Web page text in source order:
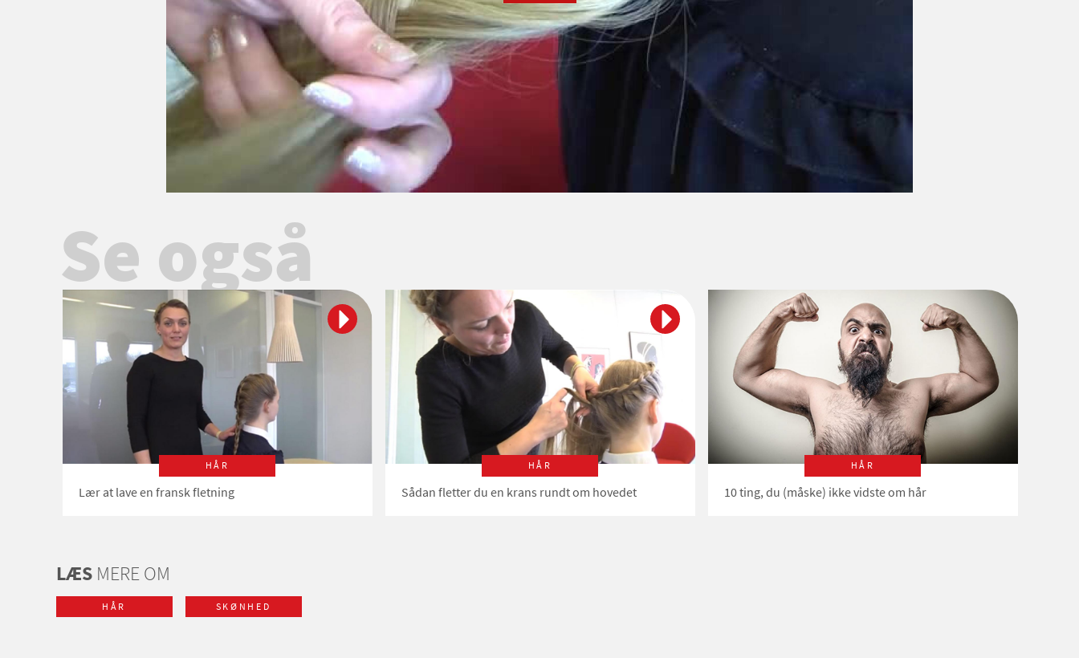
Se også
HÅR
Lær at lave en fransk fletning
HÅR
Sådan fletter du en krans rundt om hovedet
HÅR
10 ting, du (måske) ikke vidste om hår
LÆSMERE OM
HÅR SKØNHED